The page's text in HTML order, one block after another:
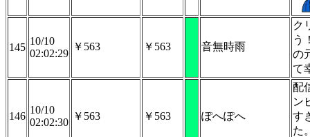
145
10/10
02:02:29
￥563 ￥563 音無時雨
ク
う
の
て
146
10/10
02:02:30
￥563 ￥563 ぽへぽへ
配
ン
す
た